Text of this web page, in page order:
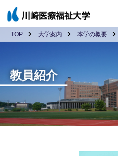
TOP 大学案内 本学の概要
教員紹介